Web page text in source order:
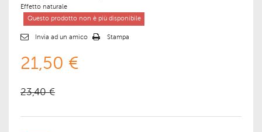
Effetto naturale
Questo prodotto non è più disponibile
Invia ad un amico Stampa
21,50 €
23,40 €